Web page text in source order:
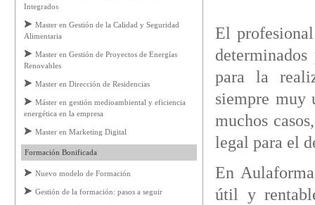
Integrados
Master en Gestión de la Calidad y Seguridad
Alimentaria
Master en Gestión de Proyectos de Energías
Renovables
Master en Dirección de Residencias
Máster en gestión medioambiental y eficiencia
energética en la empresa
Master en Marketing Digital
Formación Bonificada
Nuevo modelo de Formación
Gestión de la formación: pasos a seguir
El
para la
siempre muy
muchos
legal para el
En
útil y